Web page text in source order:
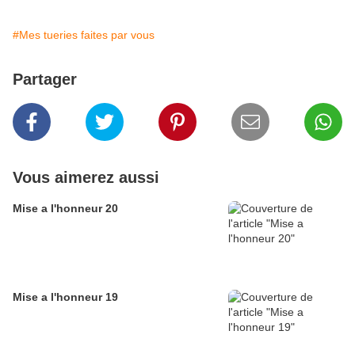
#Mes tueries faites par vous
Partager
Vous aimerez aussi
Mise a l'honneur 20
Mise a l'honneur 19